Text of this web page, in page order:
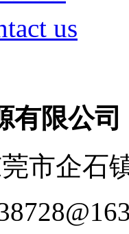
us
有限公司
市企石